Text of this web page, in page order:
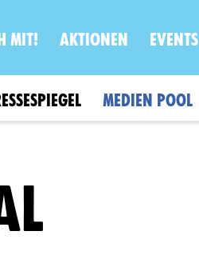
MIT! AKTIONEN EVENTS
MEDIEN POOL